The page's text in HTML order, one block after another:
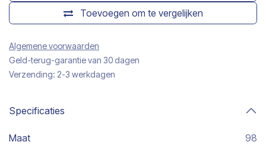
Toevoegen om te vergelijken
Algemene voorwaarden
Geld-terug-garantie van 30 dagen
Verzending: 2-3 werkdagen
Specificaties
Maat 98